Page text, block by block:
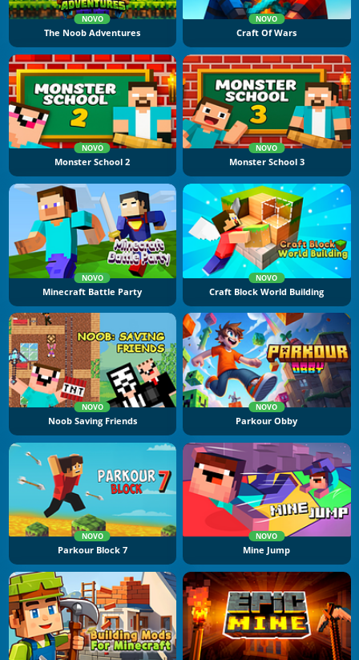
NOVO
The Noob Adventures
NOVO
Craft Of Wars
NOVO
Monster School 2
NOVO
Monster School 3
NOVO
Minecraft Battle Party
NOVO
Craft Block World Building
NOVO
Noob Saving Friends
NOVO
Parkour Obby
NOVO
Parkour Block 7
NOVO
Mine Jump